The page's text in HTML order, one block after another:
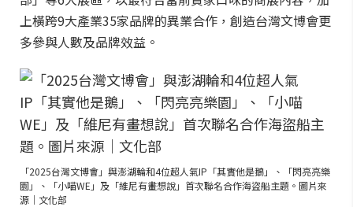
上橫跨9大產業35家品牌的異業合作，創造台灣文博會更
多參與人數及品牌效益。
「2025台灣文博會」與澎湖輪和4位超人氣IP「其實他是鵝」、「閃亮亮樂
園」、「小喵WE」及「維尼有畫想說」首次聯名合作海盜船主題。圖片來
源｜文化部